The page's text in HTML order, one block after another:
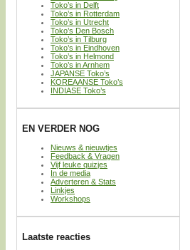
Toko’s in Delft
Toko’s in Rotterdam
Toko’s in Utrecht
Toko’s Den Bosch
Toko’s in Tilburg
Toko’s in Eindhoven
Toko’s in Helmond
Toko’s in Arnhem
JAPANSE Toko’s
KOREAANSE Toko’s
INDIASE Toko’s
EN VERDER NOG
Nieuws & nieuwtjes
Feedback & Vragen
Vijf leuke quizjes
In de media
Adverteren & Stats
Linkjes
Workshops
Laatste reacties